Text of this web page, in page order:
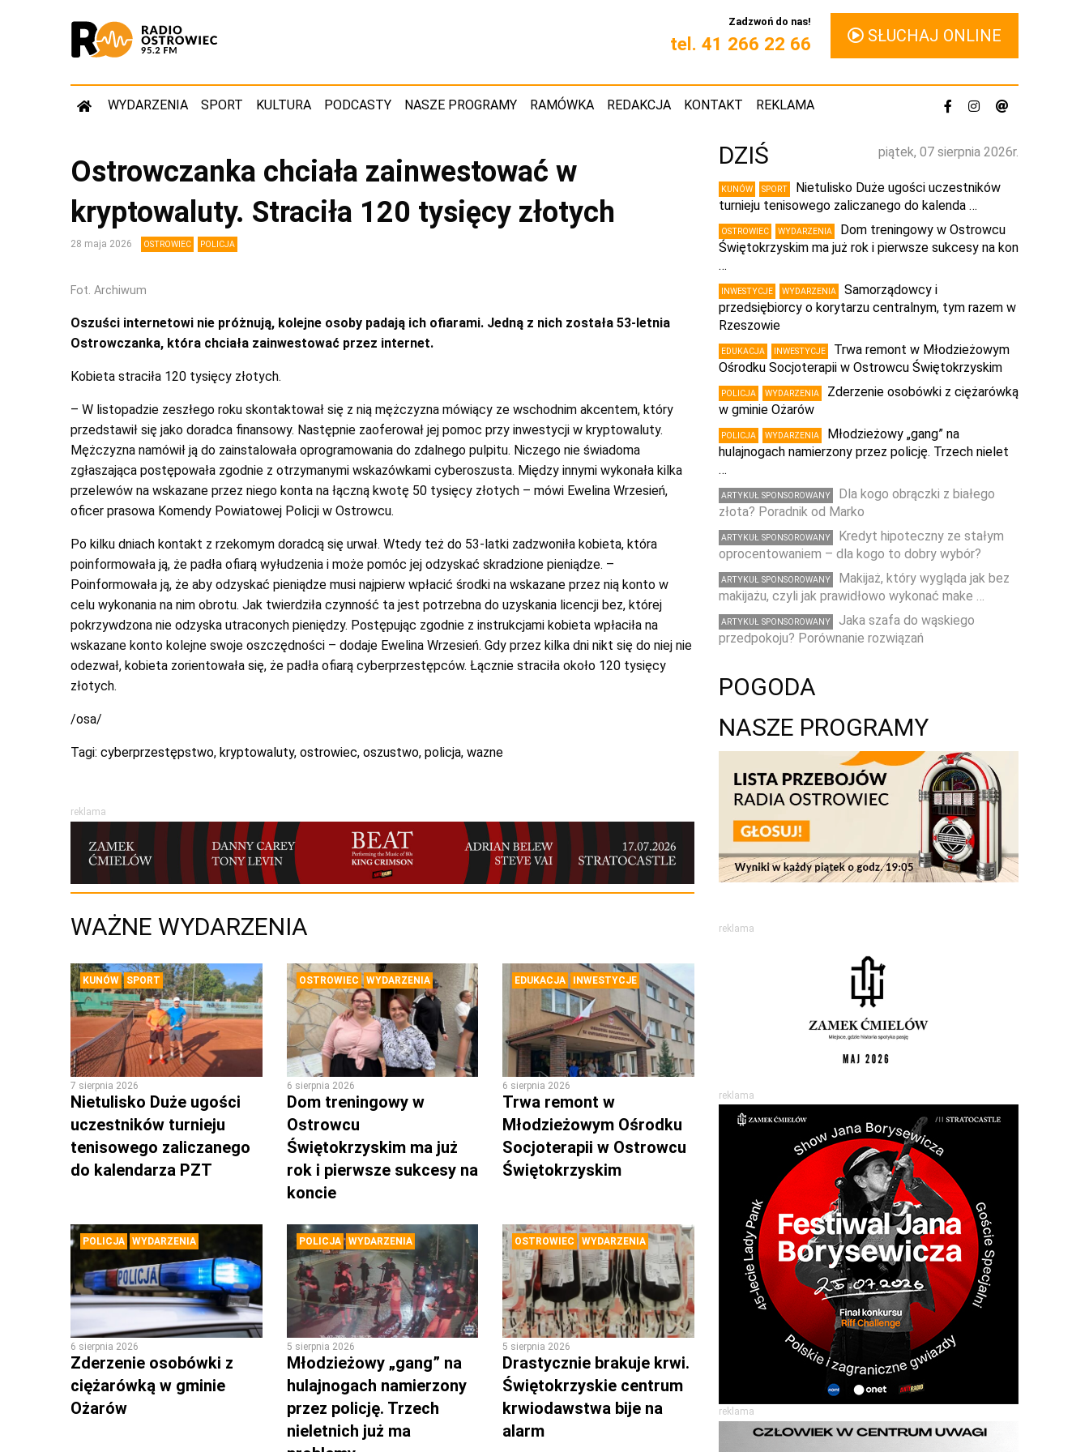
Zadzwoń do nas!
tel. 41 266 22 66 SŁUCHAJ ONLINE
WYDARZENIA SPORT KULTURA PODCASTY NASZE PROGRAMY RAMÓWKA REDAKCJA KONTAKT REKLAMA
Ostrowczanka chciała zainwestować w
kryptowaluty. Straciła 120 tysięcy złotych
28 maja 2026 OSTROWIEC POLICJA
Fot. Archiwum
Oszuści internetowi nie próżnują, kolejne osoby padają ich ofiarami. Jedną z nich została 53-letnia
Ostrowczanka, która chciała zainwestować przez internet.
Kobieta straciła 120 tysięcy złotych.
– W listopadzie zeszłego roku skontaktował się z nią mężczyzna mówiący ze wschodnim akcentem, który
przedstawił się jako doradca finansowy. Następnie zaoferował jej pomoc przy inwestycji w kryptowaluty.
Mężczyzna namówił ją do zainstalowała oprogramowania do zdalnego pulpitu. Niczego nie świadoma
zgłaszająca postępowała zgodnie z otrzymanymi wskazówkami cyberoszusta. Między innymi wykonała kilka
przelewów na wskazane przez niego konta na łączną kwotę 50 tysięcy złotych – mówi Ewelina Wrzesień,
oficer prasowa Komendy Powiatowej Policji w Ostrowcu.
Po kilku dniach kontakt z rzekomym doradcą się urwał. Wtedy też do 53-latki zadzwoniła kobieta, która
poinformowała ją, że padła ofiarą wyłudzenia i może pomóc jej odzyskać skradzione pieniądze. –
Poinformowała ją, że aby odzyskać pieniądze musi najpierw wpłacić środki na wskazane przez nią konto w
celu wykonania na nim obrotu. Jak twierdziła czynność ta jest potrzebna do uzyskania licencji bez, której
pokrzywdzona nie odzyska utraconych pieniędzy. Postępując zgodnie z instrukcjami kobieta wpłaciła na
wskazane konto kolejne swoje oszczędności – dodaje Ewelina Wrzesień. Gdy przez kilka dni nikt się do niej nie
odezwał, kobieta zorientowała się, że padła ofiarą cyberprzestępców. Łącznie straciła około 120 tysięcy
złotych.
/osa/
Tagi: cyberprzestępstwo, kryptowaluty, ostrowiec, oszustwo, policja, wazne
reklama
WAŻNE WYDARZENIA
KUNÓW SPORT
7 sierpnia 2026
Nietulisko Duże ugości
uczestników turnieju
tenisowego zaliczanego
do kalendarza PZT
OSTROWIEC WYDARZENIA
6 sierpnia 2026
Dom treningowy w
Ostrowcu
Świętokrzyskim ma już
rok i pierwsze sukcesy na
koncie
EDUKACJA INWESTYCJE
6 sierpnia 2026
Trwa remont w
Młodzieżowym Ośrodku
Socjoterapii w Ostrowcu
Świętokrzyskim
POLICJA WYDARZENIA
6 sierpnia 2026
Zderzenie osobówki z
ciężarówką w gminie
Ożarów
POLICJA WYDARZENIA
5 sierpnia 2026
Młodzieżowy „gang” na
hulajnogach namierzony
przez policję. Trzech
nieletnich już ma
OSTROWIEC WYDARZENIA
5 sierpnia 2026
Drastycznie brakuje krwi.
Świętokrzyskie centrum
krwiodawstwa bije na
alarm
piątek, 07 sierpnia 2026r.
DZIŚ
KUNÓW SPORT
Nietulisko Duże ugości uczestników
turnieju tenisowego zaliczanego do kalenda …
OSTROWIEC WYDARZENIA
Dom treningowy w Ostrowcu
Świętokrzyskim ma już rok i pierwsze sukcesy na kon
…
INWESTYCJE WYDARZENIA
Samorządowcy i
przedsiębiorcy o korytarzu centralnym, tym razem w
Rzeszowie
EDUKACJA INWESTYCJE
Trwa remont w Młodzieżowym
Ośrodku Socjoterapii w Ostrowcu Świętokrzyskim
POLICJA WYDARZENIA
Zderzenie osobówki z ciężarówką
w gminie Ożarów
POLICJA WYDARZENIA
Młodzieżowy „gang” na
hulajnogach namierzony przez policję. Trzech nielet
…
ARTYKUŁ SPONSOROWANY
Dla kogo obrączki z białego
złota? Poradnik od Marko
ARTYKUŁ SPONSOROWANY
Kredyt hipoteczny ze stałym
oprocentowaniem – dla kogo to dobry wybór?
ARTYKUŁ SPONSOROWANY
Makijaż, który wygląda jak bez
makijażu, czyli jak prawidłowo wykonać make …
ARTYKUŁ SPONSOROWANY
Jaka szafa do wąskiego
przedpokoju? Porównanie rozwiązań
POGODA
NASZE PROGRAMY
reklama
reklama
reklama